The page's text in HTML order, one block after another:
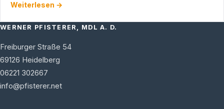
…
Weiterlesen →
WERNER PFISTERER, MDL A. D.
Freiburger Straße 54
69126 Heidelberg
06221 302667
info@pfisterer.net